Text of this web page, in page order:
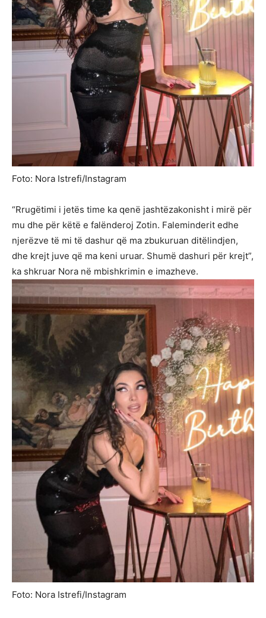
Foto: Nora Istrefi/Instagram
“Rrugëtimi i jetës time ka qenë jashtëzakonisht i mirë për
mu dhe për këtë e falënderoj Zotin. Faleminderit edhe
njerëzve të mi të dashur që ma zbukuruan ditëlindjen,
dhe krejt juve që ma keni uruar. Shumë dashuri për krejt”,
ka shkruar Nora në mbishkrimin e imazheve.
Foto: Nora Istrefi/Instagram